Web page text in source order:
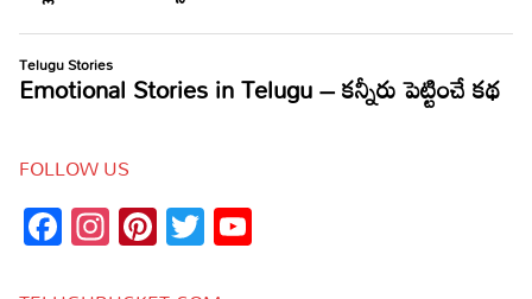
FOLLOW US
Facebook
Instagram
Pinterest
Twitter